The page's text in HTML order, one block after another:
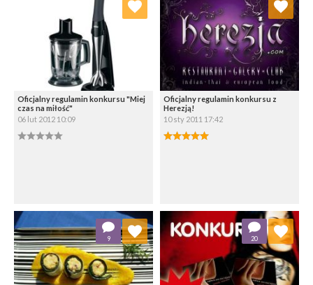
Oficjalny regulamin konkursu "Miej
czas na miłość"
06 lut 2012 10:09
0.00/5
Wybierz listę:
Oficjalny regulamin konkursu z
Herezją!
10 sty 2011 17:42
5.00/5
Wybierz listę:
9
Dodaj do ulubionych
Wybierz listę:
20
Dodaj do ulubionych
Wybierz listę: